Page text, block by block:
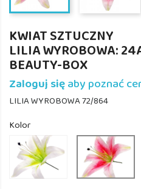
KWIAT SZTUCZNY
LILIA WYROBOWA:
BEAUTY-BOX
Zaloguj sięaby poznać
LILIA WYROBOWA 72/864
Kolor
24AF24-
75_#1
CREAM
24AF24-
75_#8
LT.PINK